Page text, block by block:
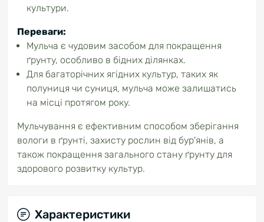
культури.
Переваги:
Мульча є чудовим засобом для покращення
ґрунту, особливо в бідних ділянках.
Для багаторічних ягідних культур, таких як
полуниця чи суниця, мульча може залишатись
на місці протягом року.
Мульчування є ефективним способом зберігання
вологи в ґрунті, захисту рослин від бур'янів, а
також покращення загального стану ґрунту для
здорового розвитку культур.
Характеристики